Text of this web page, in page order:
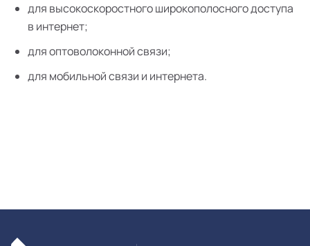
для высокоскоростного широкополосного доступа
в интернет;
для оптоволоконной связи;
для мобильной связи и интернета.